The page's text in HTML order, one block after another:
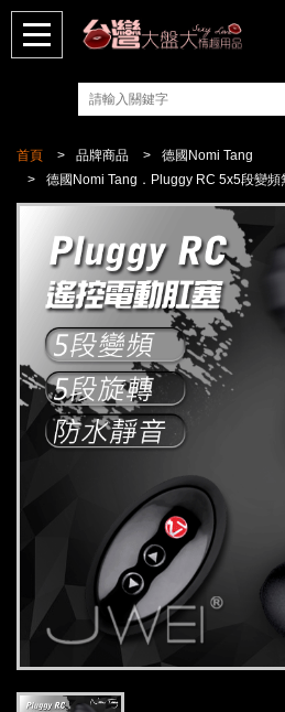
首頁 品牌商品
德國Nomi Tang
德國Nomi Tang．Pluggy RC 5x5段變